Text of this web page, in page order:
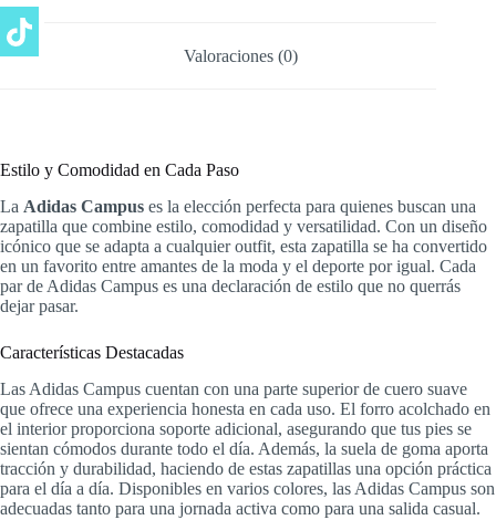
Valoraciones (0)
Estilo y Comodidad en Cada Paso
La Adidas Campus es la elección perfecta para quienes buscan una
zapatilla que combine estilo, comodidad y versatilidad. Con un diseño
icónico que se adapta a cualquier outfit, esta zapatilla se ha convertido
en un favorito entre amantes de la moda y el deporte por igual. Cada
par de Adidas Campus es una declaración de estilo que no querrás
dejar pasar.
Características Destacadas
Las Adidas Campus cuentan con una parte superior de cuero suave
que ofrece una experiencia honesta en cada uso. El forro acolchado en
el interior proporciona soporte adicional, asegurando que tus pies se
sientan cómodos durante todo el día. Además, la suela de goma aporta
tracción y durabilidad, haciendo de estas zapatillas una opción práctica
para el día a día. Disponibles en varios colores, las Adidas Campus son
adecuadas tanto para una jornada activa como para una salida casual.